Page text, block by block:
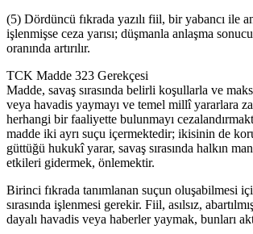
(5) Dördüncü fıkrada yazılı fiil, bir yabancı ile
işlenmişse ceza yarısı; düşmanla anlaşma
oranında artırılır.
TCK Madde 323 Gerekçesi
Madde, savaş sırasında belirli koşullarla ve
veya havadis yaymayı ve temel millî yararlara
herhangi bir faaliyette bulunmayı
madde iki ayrı suçu içermektedir; ikisinin de
güttüğü hukukî yarar, savaş sırasında halkın
etkileri gidermek, önlemektir.
Birinci fıkrada tanımlanan suçun oluşabilmesi
sırasında işlenmesi gerekir. Fiil, asılsız,
dayalı havadis veya haberler yaymak, bunları